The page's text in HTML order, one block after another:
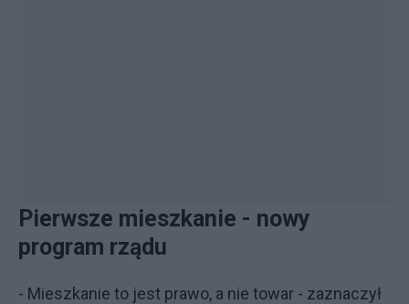
Pierwsze mieszkanie - nowy
program rządu
- Mieszkanie to jest prawo, a nie towar - zaznaczył